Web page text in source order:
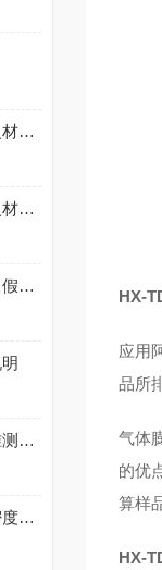
耐火材料真密度仪厂家简述耐火材料应具备的性质
耐火材料真密度仪厂家浅谈耐火材料的密度问题
耐火材料真密度仪测试时对真、假比重的概念解析
硬质泡沫开闭孔率的不同类标准测试说明
什么是煤的密度、堆密度、假密度、真密度和孔隙度
HX-
应用
品所
气体
的优
算样
HX-